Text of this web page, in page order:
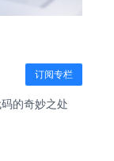
订阅专栏
的奇妙之处